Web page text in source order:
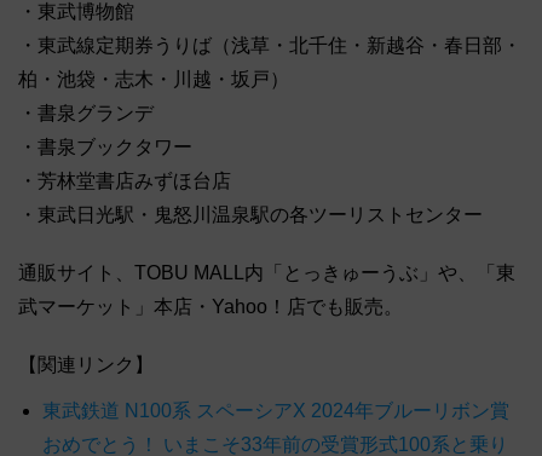
・東武博物館
・東武線定期券うりば（浅草・北千住・新越谷・春日部・
柏・池袋・志木・川越・坂戸）
・書泉グランデ
・書泉ブックタワー
・芳林堂書店みずほ台店
・東武日光駅・鬼怒川温泉駅の各ツーリストセンター
通販サイト、TOBU MALL内「とっきゅーうぶ」や、「東
武マーケット」本店・Yahoo！店でも販売。
【関連リンク】
東武鉄道 N100系 スペーシアX 2024年ブルーリボン賞
おめでとう！ いまこそ33年前の受賞形式100系と乗り